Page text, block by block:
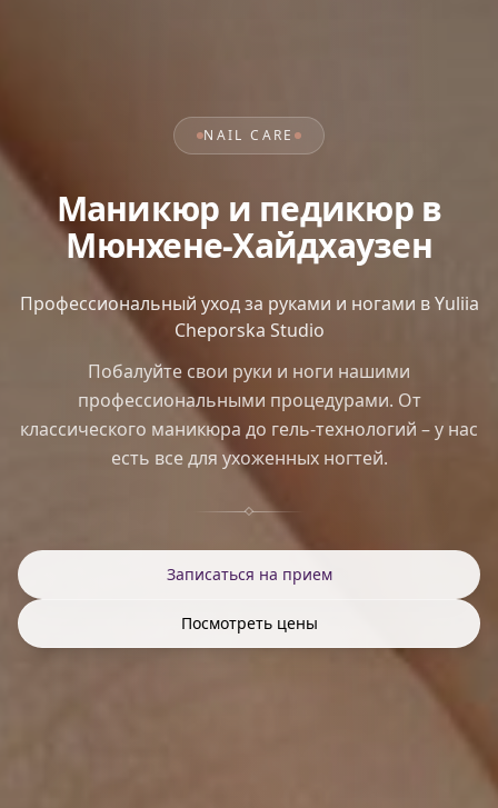
NAIL CARE
Маникюр и педикюр в
Мюнхене-Хайдхаузен
Профессиональный уход за руками и ногами в Yuliia
Cheporska Studio
Побалуйте свои руки и ноги нашими
профессиональными процедурами. От
классического маникюра до гель-технологий – у нас
есть все для ухоженных ногтей.
Записаться на прием
Посмотреть цены